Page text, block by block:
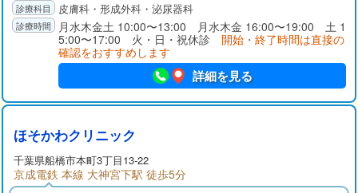
皮膚科・形成外科・泌尿器科
月水木金土 10:00〜13:00 月水木金 16:00〜19:00 土 1
5:00〜17:00 火・日・祝休診 開始・終了時間は直接の
確認をおすすめします
詳細を見る
ほそかわクリニック
千葉県船橋市本町3丁目13-22
京成電鉄 本線 大神宮下駅 徒歩5分